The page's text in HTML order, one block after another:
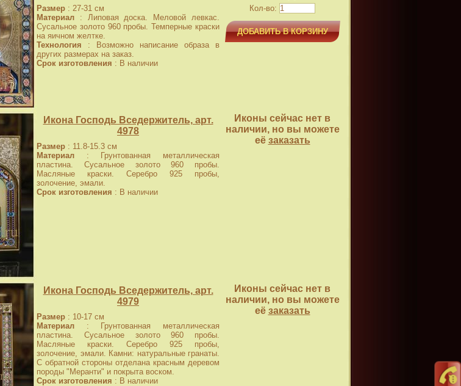
Размер : 27-31 см
Материал : Липовая доска. Меловой левкас.
Сусальное золото 960 пробы. Темперные краски
на яичном желтке.
Технология : Возможно написание образа в
других размерах на заказ.
Срок изготовления : В наличии
Кол-во:
ДОБАВИТЬ В КОРЗИНУ
Икона Господь Вседержитель, арт.
4978
Размер : 11.8-15.3 см
Материал : Грунтованная металлическая
пластина. Сусальное золото 960 пробы.
Масляные краски. Серебро 925 пробы,
золочение, эмали.
Срок изготовления : В наличии
Иконы сейчас нет в
наличии, но вы можете
её заказать
Икона Господь Вседержитель, арт.
4979
Размер : 10-17 см
Материал : Грунтованная металлическая
пластина. Сусальное золото 960 пробы.
Масляные краски. Серебро 925 пробы,
золочение, эмали. Камни: натуральные гранаты.
С обратной стороны отделана красным деревом
породы "Меранти" и покрыта воском.
Срок изготовления : В наличии
Иконы сейчас нет в
наличии, но вы можете
её заказать